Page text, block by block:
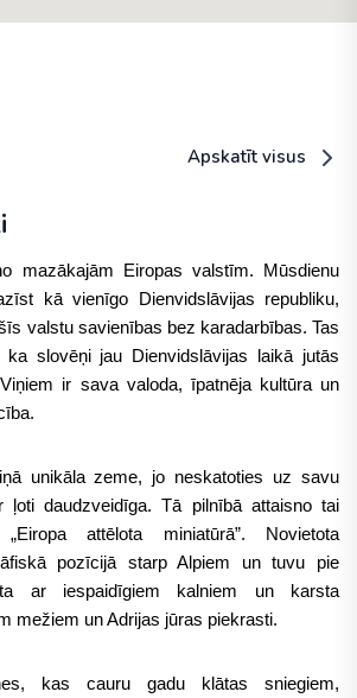
Apskatīt visus
mazākajām Eiropas valstīm. Mūsdienu
kā vienīgo Dienvidslāvijas republiku,
valstu savienības bez karadarbības. Tas
slovēņi jau Dienvidslāvijas laikā jutās
ir sava valoda, īpatnēja kultūra un
unikāla zeme, jo neskatoties uz savu
ļoti daudzveidīga. Tā pilnībā attaisno tai
attēlota miniatūrā”. Novietota
pozīcijā starp Alpiem un tuvu pie
ar iespaidīgiem kalniem un karsta
mežiem un Adrijas jūras piekrasti.
kas cauru gadu klātas sniegiem,